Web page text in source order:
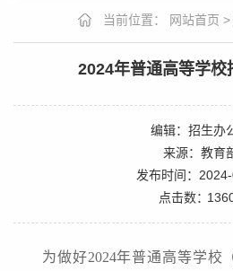
当前位置： 网站首页 >
2024年普通高等学校
编辑：招生办
来源：教育
发布时间：
点击数：
为做好2024年普通高等学校